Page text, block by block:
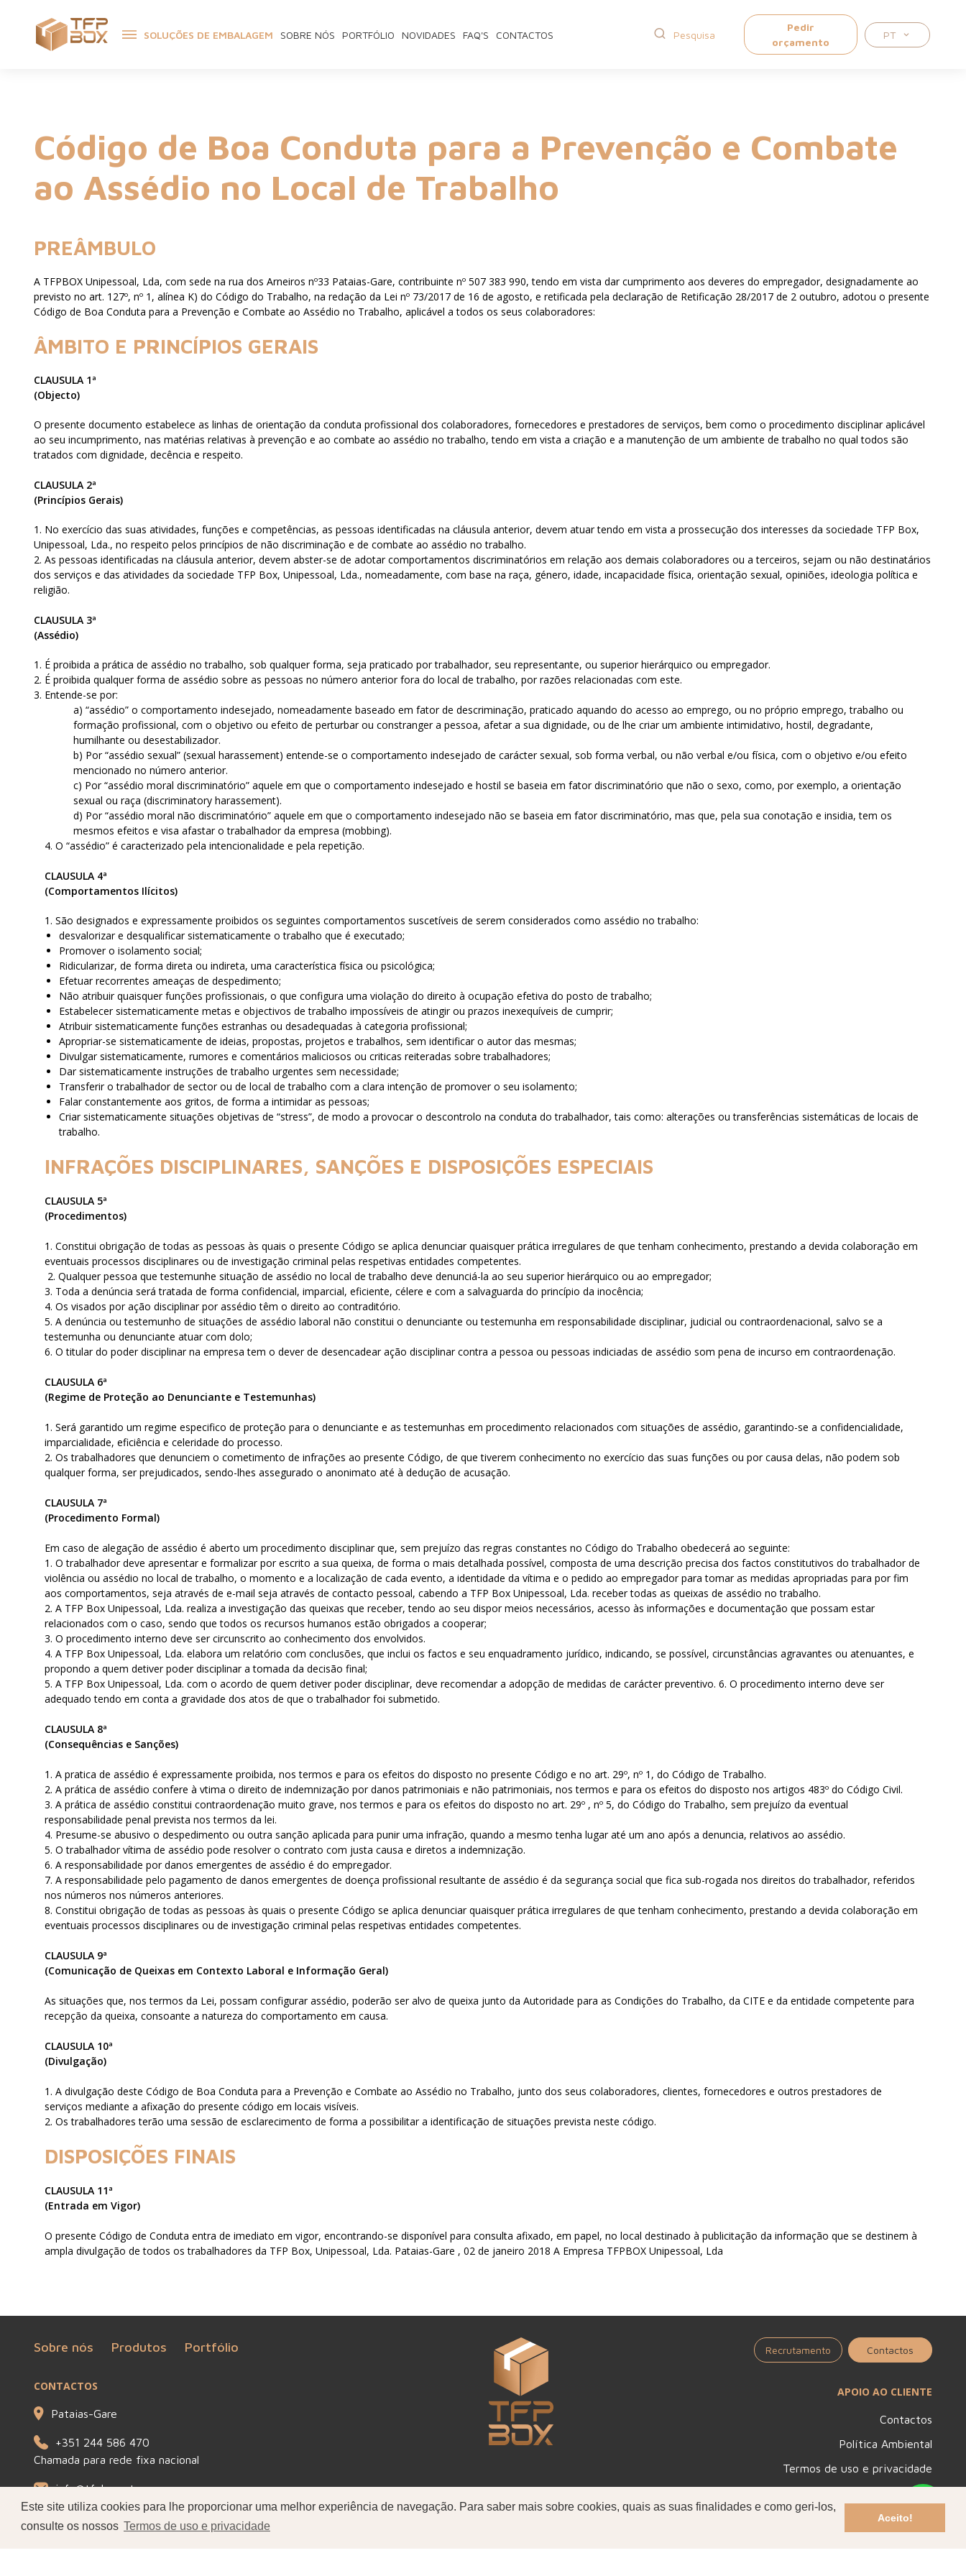
Este site utiliza cookies para lhe proporcionar uma melhor experiência de navegação. Para saber mais sobre cookies, quais as suas finalidades e como geri-los,
consulte os nossos Termos de uso e privacidade
Aceito!
SOLUÇÕES DE EMBALAGEM SOBRE NÓS PORTFÓLIO NOVIDADES FAQ'S CONTACTOS
Pedir
orçamento
PT
Código de Boa Conduta para a Prevenção e Combate
ao Assédio no Local de Trabalho
PREÂMBULO
A TFPBOX Unipessoal, Lda, com sede na rua dos Arneiros nº33 Pataias-Gare, contribuinte nº 507 383 990, tendo em vista dar cumprimento aos deveres do empregador, designadamente ao
previsto no art. 127º, nº 1, alínea K) do Código do Trabalho, na redação da Lei nº 73/2017 de 16 de agosto, e retificada pela declaração de Retificação 28/2017 de 2 outubro, adotou o presente
Código de Boa Conduta para a Prevenção e Combate ao Assédio no Trabalho, aplicável a todos os seus colaboradores:
ÂMBITO E PRINCÍPIOS GERAIS
CLAUSULA 1ª
(Objecto)
O presente documento estabelece as linhas de orientação da conduta profissional dos colaboradores, fornecedores e prestadores de serviços, bem como o procedimento disciplinar aplicável
ao seu incumprimento, nas matérias relativas à prevenção e ao combate ao assédio no trabalho, tendo em vista a criação e a manutenção de um ambiente de trabalho no qual todos são
tratados com dignidade, decência e respeito.
CLAUSULA 2ª
(Princípios Gerais)
1. No exercício das suas atividades, funções e competências, as pessoas identificadas na cláusula anterior, devem atuar tendo em vista a prossecução dos interesses da sociedade TFP Box,
Unipessoal, Lda., no respeito pelos princípios de não discriminação e de combate ao assédio no trabalho.
2. As pessoas identificadas na cláusula anterior, devem abster-se de adotar comportamentos discriminatórios em relação aos demais colaboradores ou a terceiros, sejam ou não destinatários
dos serviços e das atividades da sociedade TFP Box, Unipessoal, Lda., nomeadamente, com base na raça, género, idade, incapacidade física, orientação sexual, opiniões, ideologia política e
religião.
CLAUSULA 3ª
(Assédio)
1. É proibida a prática de assédio no trabalho, sob qualquer forma, seja praticado por trabalhador, seu representante, ou superior hierárquico ou empregador.
2. É proibida qualquer forma de assédio sobre as pessoas no número anterior fora do local de trabalho, por razões relacionadas com este.
3. Entende-se por:
a) “assédio” o comportamento indesejado, nomeadamente baseado em fator de descriminação, praticado aquando do acesso ao emprego, ou no próprio emprego, trabalho ou
formação profissional, com o objetivo ou efeito de perturbar ou constranger a pessoa, afetar a sua dignidade, ou de lhe criar um ambiente intimidativo, hostil, degradante,
humilhante ou desestabilizador.
b) Por “assédio sexual” (sexual harassement) entende-se o comportamento indesejado de carácter sexual, sob forma verbal, ou não verbal e/ou física, com o objetivo e/ou efeito
mencionado no número anterior.
c) Por “assédio moral discriminatório” aquele em que o comportamento indesejado e hostil se baseia em fator discriminatório que não o sexo, como, por exemplo, a orientação
sexual ou raça (discriminatory harassement).
d) Por “assédio moral não discriminatório” aquele em que o comportamento indesejado não se baseia em fator discriminatório, mas que, pela sua conotação e insidia, tem os
mesmos efeitos e visa afastar o trabalhador da empresa (mobbing).
4. O “assédio” é caracterizado pela intencionalidade e pela repetição.
CLAUSULA 4ª
(Comportamentos Ilícitos)
1. São designados e expressamente proibidos os seguintes comportamentos suscetíveis de serem considerados como assédio no trabalho:
desvalorizar e desqualificar sistematicamente o trabalho que é executado;
Promover o isolamento social;
Ridicularizar, de forma direta ou indireta, uma característica física ou psicológica;
Efetuar recorrentes ameaças de despedimento;
Não atribuir quaisquer funções profissionais, o que configura uma violação do direito à ocupação efetiva do posto de trabalho;
Estabelecer sistematicamente metas e objectivos de trabalho impossíveis de atingir ou prazos inexequíveis de cumprir;
Atribuir sistematicamente funções estranhas ou desadequadas à categoria profissional;
Apropriar-se sistematicamente de ideias, propostas, projetos e trabalhos, sem identificar o autor das mesmas;
Divulgar sistematicamente, rumores e comentários maliciosos ou criticas reiteradas sobre trabalhadores;
Dar sistematicamente instruções de trabalho urgentes sem necessidade;
Transferir o trabalhador de sector ou de local de trabalho com a clara intenção de promover o seu isolamento;
Falar constantemente aos gritos, de forma a intimidar as pessoas;
Criar sistematicamente situações objetivas de “stress”, de modo a provocar o descontrolo na conduta do trabalhador, tais como: alterações ou transferências sistemáticas de locais de
trabalho.
INFRAÇÕES DISCIPLINARES, SANÇÕES E DISPOSIÇÕES ESPECIAIS
CLAUSULA 5ª
(Procedimentos)
1. Constitui obrigação de todas as pessoas às quais o presente Código se aplica denunciar quaisquer prática irregulares de que tenham conhecimento, prestando a devida colaboração em
eventuais processos disciplinares ou de investigação criminal pelas respetivas entidades competentes.
2. Qualquer pessoa que testemunhe situação de assédio no local de trabalho deve denunciá-la ao seu superior hierárquico ou ao empregador;
3. Toda a denúncia será tratada de forma confidencial, imparcial, eficiente, célere e com a salvaguarda do princípio da inocência;
4. Os visados por ação disciplinar por assédio têm o direito ao contraditório.
5. A denúncia ou testemunho de situações de assédio laboral não constitui o denunciante ou testemunha em responsabilidade disciplinar, judicial ou contraordenacional, salvo se a
testemunha ou denunciante atuar com dolo;
6. O titular do poder disciplinar na empresa tem o dever de desencadear ação disciplinar contra a pessoa ou pessoas indiciadas de assédio som pena de incurso em contraordenação.
CLAUSULA 6ª
(Regime de Proteção ao Denunciante e Testemunhas)
1. Será garantido um regime especifico de proteção para o denunciante e as testemunhas em procedimento relacionados com situações de assédio, garantindo-se a confidencialidade,
imparcialidade, eficiência e celeridade do processo.
2. Os trabalhadores que denunciem o cometimento de infrações ao presente Código, de que tiverem conhecimento no exercício das suas funções ou por causa delas, não podem sob
qualquer forma, ser prejudicados, sendo-lhes assegurado o anonimato até à dedução de acusação.
CLAUSULA 7ª
(Procedimento Formal)
Em caso de alegação de assédio é aberto um procedimento disciplinar que, sem prejuízo das regras constantes no Código do Trabalho obedecerá ao seguinte:
1. O trabalhador deve apresentar e formalizar por escrito a sua queixa, de forma o mais detalhada possível, composta de uma descrição precisa dos factos constitutivos do trabalhador de
violência ou assédio no local de trabalho, o momento e a localização de cada evento, a identidade da vítima e o pedido ao empregador para tomar as medidas apropriadas para por fim
aos comportamentos, seja através de e-mail seja através de contacto pessoal, cabendo a TFP Box Unipessoal, Lda. receber todas as queixas de assédio no trabalho.
2. A TFP Box Unipessoal, Lda. realiza a investigação das queixas que receber, tendo ao seu dispor meios necessários, acesso às informações e documentação que possam estar
relacionados com o caso, sendo que todos os recursos humanos estão obrigados a cooperar;
3. O procedimento interno deve ser circunscrito ao conhecimento dos envolvidos.
4. A TFP Box Unipessoal, Lda. elabora um relatório com conclusões, que inclui os factos e seu enquadramento jurídico, indicando, se possível, circunstâncias agravantes ou atenuantes, e
propondo a quem detiver poder disciplinar a tomada da decisão final;
5. A TFP Box Unipessoal, Lda. com o acordo de quem detiver poder disciplinar, deve recomendar a adopção de medidas de carácter preventivo. 6. O procedimento interno deve ser
adequado tendo em conta a gravidade dos atos de que o trabalhador foi submetido.
CLAUSULA 8ª
(Consequências e Sanções)
1. A pratica de assédio é expressamente proibida, nos termos e para os efeitos do disposto no presente Código e no art. 29º, nº 1, do Código de Trabalho.
2. A prática de assédio confere à vtima o direito de indemnização por danos patrimoniais e não patrimoniais, nos termos e para os efeitos do disposto nos artigos 483º do Código Civil.
3. A prática de assédio constitui contraordenação muito grave, nos termos e para os efeitos do disposto no art. 29º , nº 5, do Código do Trabalho, sem prejuízo da eventual
responsabilidade penal prevista nos termos da lei.
4. Presume-se abusivo o despedimento ou outra sanção aplicada para punir uma infração, quando a mesmo tenha lugar até um ano após a denuncia, relativos ao assédio.
5. O trabalhador vítima de assédio pode resolver o contrato com justa causa e diretos a indemnização.
6. A responsabilidade por danos emergentes de assédio é do empregador.
7. A responsabilidade pelo pagamento de danos emergentes de doença profissional resultante de assédio é da segurança social que fica sub-rogada nos direitos do trabalhador, referidos
nos números nos números anteriores.
8. Constitui obrigação de todas as pessoas às quais o presente Código se aplica denunciar quaisquer prática irregulares de que tenham conhecimento, prestando a devida colaboração em
eventuais processos disciplinares ou de investigação criminal pelas respetivas entidades competentes.
CLAUSULA 9ª
(Comunicação de Queixas em Contexto Laboral e Informação Geral)
As situações que, nos termos da Lei, possam configurar assédio, poderão ser alvo de queixa junto da Autoridade para as Condições do Trabalho, da CITE e da entidade competente para
recepção da queixa, consoante a natureza do comportamento em causa.
CLAUSULA 10ª
(Divulgação)
1. A divulgação deste Código de Boa Conduta para a Prevenção e Combate ao Assédio no Trabalho, junto dos seus colaboradores, clientes, fornecedores e outros prestadores de
serviços mediante a afixação do presente código em locais visíveis.
2. Os trabalhadores terão uma sessão de esclarecimento de forma a possibilitar a identificação de situações prevista neste código.
DISPOSIÇÕES FINAIS
CLAUSULA 11ª
(Entrada em Vigor)
O presente Código de Conduta entra de imediato em vigor, encontrando-se disponível para consulta afixado, em papel, no local destinado à publicitação da informação que se destinem à
ampla divulgação de todos os trabalhadores da TFP Box, Unipessoal, Lda. Pataias-Gare , 02 de janeiro 2018 A Empresa TFPBOX Unipessoal, Lda
Sobre nós Produtos Portfólio
CONTACTOS
Pataias-Gare
+351 244 586 470
Chamada para rede fixa nacional
info@tfpbox.pt
Seg - Sex: 8h30-12h30 / 13h30-17h30
Recrutamento Contactos
APOIO AO CLIENTE
Contactos
Política Ambiental
Termos de uso e privacidade
Código de Ética e Conduta